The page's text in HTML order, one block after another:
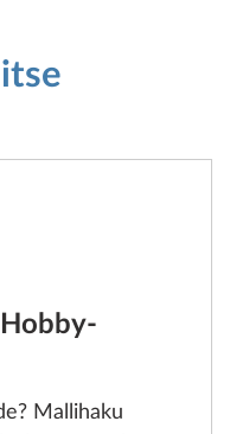
Mallihaku